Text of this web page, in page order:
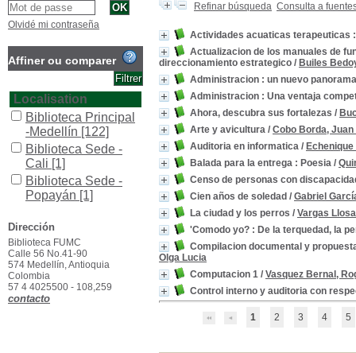
Refinar búsqueda Consulta a
Actividades acuaticas terapeuticas
Actualizacion de los manuales de
direccionamiento estrategico / Builes
Administracion : un nuevo
Administracion : Una ventaja
Ahora, descubra sus fortalezas /
Arte y avicultura / Cobo Borda,
Auditoria en informatica /
Balada para la entrega : Poesia /
Censo de personas con
Cien años de soledad / Gabriel
La ciudad y los perros / Vargas
'Comodo yo? : De la terquedad, la
Compilacion documental y
Olga Lucia
Computacion 1 / Vasquez Bernal,
Control interno y auditoria con
1 2 3 4 5
Olvidé mi contraseña
Affiner ou comparer
Localisation
Biblioteca Principal
-Medellín [122]
Biblioteca Sede -
Cali [1]
Biblioteca Sede -
Popayán [1]
Colección General
[12]
General[105]
Literatura[3]
Referencia
Dirección
Biblioteca FUMC
Calle 56 No.41-90
574 Medellín, Antioquia
Colombia
57 4 4025500 - 108,259
contacto